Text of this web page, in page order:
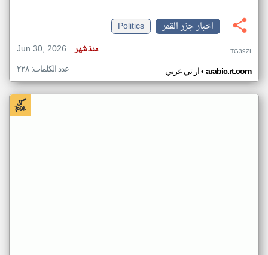
اخبار جزر القمر
Politics
Jun 30, 2026
منذ شهر TG39ZI
ار تي عربي• arabic.rt.com عدد الكلمات: ٢٢٨